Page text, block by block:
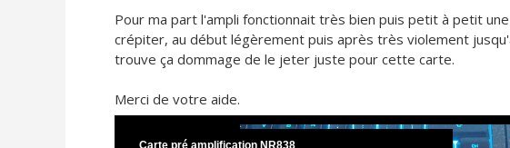
Pour ma part l'ampli fonctionnait très bien puis petit à petit
crépiter, au début légèrement puis après très violement
trouve ça dommage de le jeter juste pour cette carte.
Merci de votre aide.
Carte pré amplification NR838